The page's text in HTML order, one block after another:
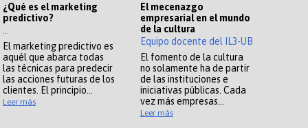
¿Qué es el marketing
predictivo?
El marketing predictivo es
aquél que abarca todas
las técnicas para predecir
las acciones futuras de los
clientes. El principio…
Leer más
El mecenazgo
empresarial en el mundo
de la cultura
Equipo docente del IL3-UB
El fomento de la cultura
no solamente ha de partir
de las instituciones e
iniciativas públicas. Cada
vez más empresas…
Leer más